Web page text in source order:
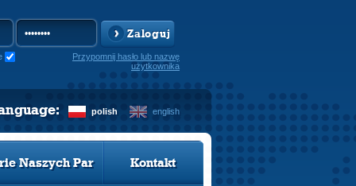
Zaloguj
Przypomnij hasło lub nazwę
użytkownika
polish english
Naszych Par Kontakt